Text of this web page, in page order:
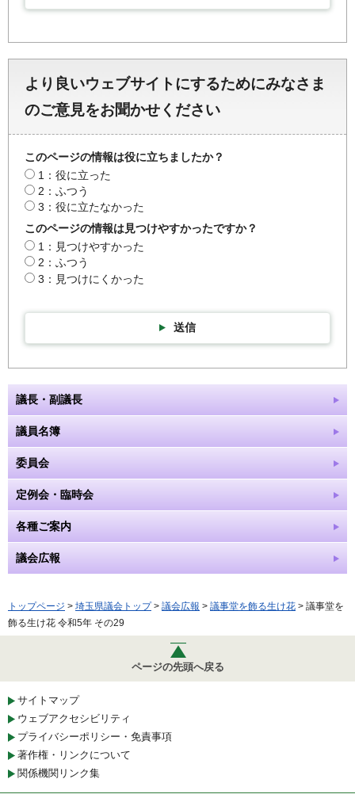
より良いウェブサイトにするためにみなさま
のご意見をお聞かせください
このページの情報は役に立ちましたか？
1：役に立った
2：ふつう
3：役に立たなかった
このページの情報は見つけやすかったですか？
1：見つけやすかった
2：ふつう
3：見つけにくかった
送信
議長・副議長
議員名簿
委員会
定例会・臨時会
各種ご案内
議会広報
トップページ > 埼玉県議会トップ> 議会広報 > 議事堂を飾る生け花 > 議事堂を
飾る生け花 令和5年 その29
ページの先頭へ戻る
サイトマップ
ウェブアクセシビリティ
プライバシーポリシー・免責事項
著作権・リンクについて
関係機関リンク集